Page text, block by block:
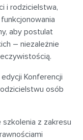
i rodzicielstwa,
aby postulat
– niezależnie
Konferencji
osób
z zakresu